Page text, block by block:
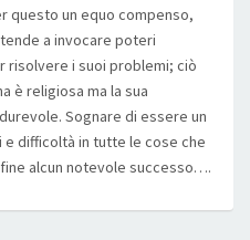
questo un equo compenso,
a invocare poteri
i suoi problemi; ciò
è religiosa ma la sua
Sognare di essere un
difficoltà in tutte le cose che
alcun notevole successo….